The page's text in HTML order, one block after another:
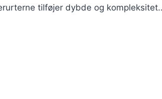
tilføjer dybde og